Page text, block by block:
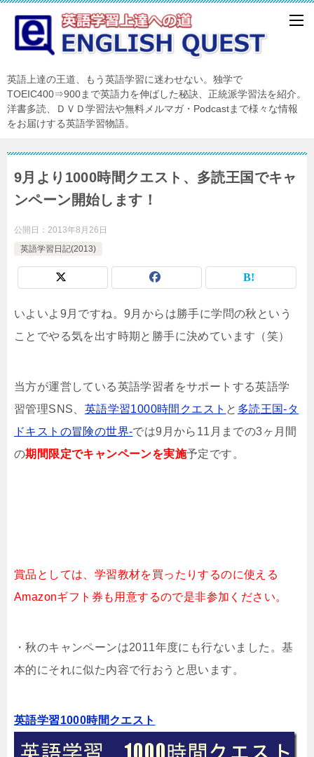
英語上達の王道、もう英語学習に迷わせない。独学で
TOEIC400⇒900まで英語力を伸ばした秘訣、正統派学習法を紹介。
洋書多読、ＤＶＤ学習法や無料メルマガ・Podcastまで様々な情報
をお届けする英語学習物語。
9月より1000時間クエスト、多読王国でキャ
ンペーン開始します！
公開日： 2013年8月26日
英語学習日記(2013)
いよいよ9月ですね。9月からは勝手に学問の秋という
ことでやる気を出す時期と勝手に決めています（笑）
当方が運営している英語学習者をサポートする英語学
習管理SNS、 英語学習1000時間クエスト と 多読王国-タ
ドキストの冒険の世界-では9月から11月までの3ヶ月間
の期間限定でキャンペーンを実施予定です。
賞品としては、学習教材を買ったりするのに使える
Amazonギフト券も用意するので是非参加ください。
・秋のキャンペーンは2011年度にも行ないました。基
本的にそれに似た内容で行おうと思います。
英語学習1000時間クエスト